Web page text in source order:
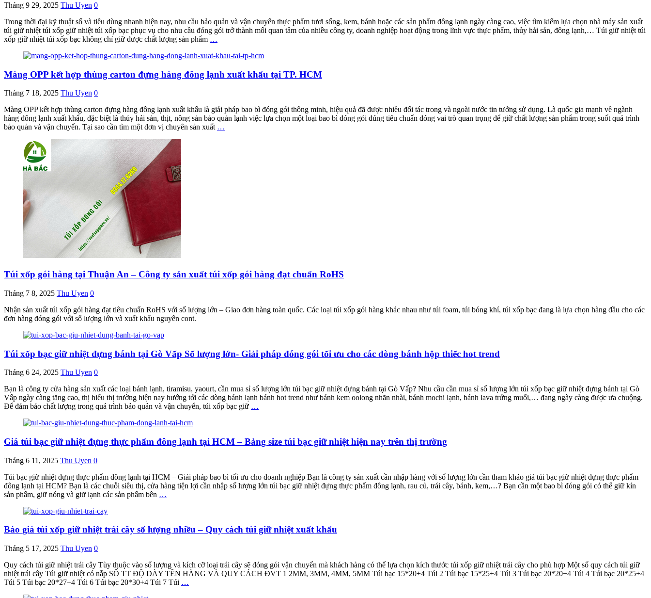
Tháng 9 29, 2025 Thu Uyen 0
Trong thời đại kỹ thuật số và tiêu dùng nhanh hiện nay, nhu cầu bảo quản và vận chuyển thực phẩm tươi sống, kem, bánh hoặc các sản phẩm đông lạnh ngày càng cao, việc tìm kiếm lựa chọn nhà máy sản xuất
túi giữ nhiệt túi xốp giữ nhiệt túi xốp bạc phục vụ cho nhu cầu đóng gói trở thành mối quan tâm của nhiều công ty, doanh nghiệp hoạt động trong lĩnh vực thực phẩm, thủy hải sản, đông lạnh,… Túi giữ nhiệt túi
xốp giữ nhiệt túi xốp bạc không chỉ giữ được chất lượng sản phẩm …
Màng OPP kết hợp thùng carton đựng hàng đông lạnh xuất khẩu tại TP. HCM
Tháng 7 18, 2025 Thu Uyen 0
Màng OPP kết hợp thùng carton đựng hàng đông lạnh xuất khẩu là giải pháp bao bì đóng gói thông minh, hiệu quả đã được nhiều đối tác trong và ngoài nước tin tưởng sử dụng. Là quốc gia mạnh về ngành
hàng đông lạnh xuất khẩu, đặc biệt là thủy hải sản, thịt, nông sản bảo quản lạnh việc lựa chọn một loại bao bì đóng gói đúng tiêu chuẩn đóng vai trò quan trọng để giữ chất lượng sản phẩm trong suốt quá trình
bảo quản và vận chuyển. Tại sao cần tìm một đơn vị chuyên sản xuất …
Túi xốp gói hàng tại Thuận An – Công ty sản xuất túi xốp gói hàng đạt chuẩn RoHS
Tháng 7 8, 2025 Thu Uyen 0
Nhận sản xuất túi xốp gói hàng đạt tiêu chuẩn RoHS với số lượng lớn – Giao đơn hàng toàn quốc. Các loại túi xốp gói hàng khác nhau như túi foam, túi bóng khí, túi xốp bạc đang là lựa chọn hàng đầu cho các
đơn hàng đóng gói với số lượng lớn và xuất khẩu nguyên cont.
Túi xốp bạc giữ nhiệt đựng bánh tại Gò Vấp Số lượng lớn- Giải pháp đóng gói tối ưu cho các dòng bánh hộp thiếc hot trend
Tháng 6 24, 2025 Thu Uyen 0
Bạn là công ty cửa hàng sản xuất các loại bánh lạnh, tiramisu, yaourt, cần mua sỉ số lượng lớn túi bạc giữ nhiệt đựng bánh tại Gò Vấp? Nhu cầu cần mua sỉ số lượng lớn túi xốp bạc giữ nhiệt đựng bánh tại Gò
Vấp ngày càng tăng cao, thị hiếu thị trường hiện nay hướng tới các dòng bánh lạnh bánh hot trend như bánh kem oolong nhãn nhài, bánh mochi lạnh, bánh lava trứng muối,… đang ngày càng được ưa chuộng.
Để đảm bảo chất lượng trong quá trình bảo quản và vận chuyển, túi xốp bạc giữ …
Giá túi bạc giữ nhiệt đựng thực phẩm đông lạnh tại HCM – Bảng size túi bạc giữ nhiệt hiện nay trên thị trường
Tháng 6 11, 2025 Thu Uyen 0
Túi bạc giữ nhiệt đựng thực phẩm đông lạnh tại HCM – Giải pháp bao bì tối ưu cho doanh nghiệp Bạn là công ty sản xuất cần nhập hàng với số lượng lớn cần tham khảo giá túi bạc giữ nhiệt đựng thực phẩm
đông lạnh tại HCM? Bạn là các chuỗi siêu thị, cửa hàng tiện lợi cần nhập số lượng lớn túi bạc giữ nhiệt đựng thực phẩm đông lạnh, rau củ, trái cây, bánh, kem,…? Bạn cần một bao bì đóng gói có thể giữ kín
sản phẩm, giữ nóng và giữ lạnh các sản phẩm bên …
Báo giá túi xốp giữ nhiệt trái cây số lượng nhiều – Quy cách túi giữ nhiệt xuất khẩu
Tháng 5 17, 2025 Thu Uyen 0
Quy cách túi giữ nhiệt trái cây Tùy thuộc vào số lượng và kích cỡ loại trái cây sẽ đóng gói vận chuyển mà khách hàng có thể lựa chọn kích thước túi xốp giữ nhiệt trái cây cho phù hợp Một số quy cách túi giữ
nhiệt trái cây Túi giữ nhiệt có nắp SỐ TT ĐỘ DÀY TÊN HÀNG VÀ QUY CÁCH ĐVT 1 2MM, 3MM, 4MM, 5MM Túi bạc 15*20+4 Túi 2 Túi bạc 15*25+4 Túi 3 Túi bạc 20*20+4 Túi 4 Túi bạc 20*25+4
Túi 5 Túi bạc 20*27+4 Túi 6 Túi bạc 20*30+4 Túi 7 Túi …